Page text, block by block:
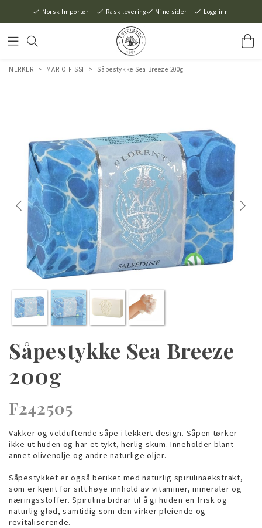
Norsk Importør Rask levering Mine sider Logg inn
MERKER > MARIO FISSI > Såpestykke Sea Breeze 200g
Såpestykke Sea Breeze
200g
F242505
Vakker og velduftende såpe i lekkert design. Såpen tørker
ikke ut huden og har et tykt, herlig skum. Inneholder blant
annet olivenolje og andre naturlige oljer.
Såpestykket er også beriket med naturlig spirulinaekstrakt,
som er kjent for sitt høye innhold av vitaminer, mineraler og
næringsstoffer. Spirulina bidrar til å gi huden en frisk og
naturlig glød, samtidig som den virker pleiende og
revitaliserende.